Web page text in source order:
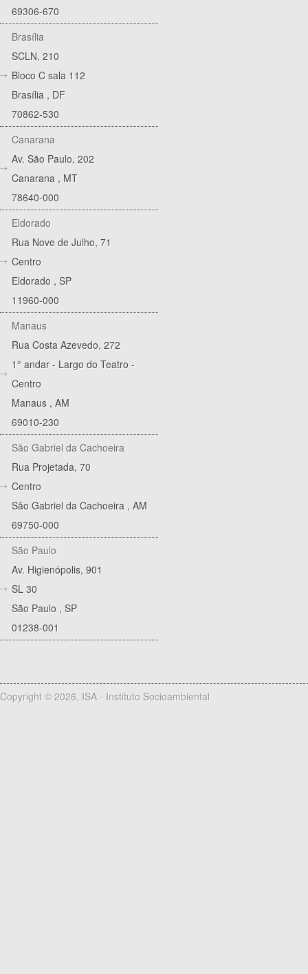
69306-670
Brasília
SCLN, 210
Bloco C sala 112
Brasília , DF
70862-530
Canarana
Av. São Paulo, 202
Canarana , MT
78640-000
Eldorado
Rua Nove de Julho, 71
Centro
Eldorado , SP
11960-000
Manaus
Rua Costa Azevedo, 272
1° andar - Largo do Teatro -
Centro
Manaus , AM
69010-230
São Gabriel da Cachoeira
Rua Projetada, 70
Centro
São Gabriel da Cachoeira , AM
69750-000
São Paulo
Av. Higienópolis, 901
SL 30
São Paulo , SP
01238-001
Copyright © 2026, ISA - Instituto Socioambiental